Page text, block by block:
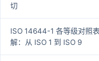
切
ISO 14644-1 各等级对照
解：从 ISO 1 到 ISO 9